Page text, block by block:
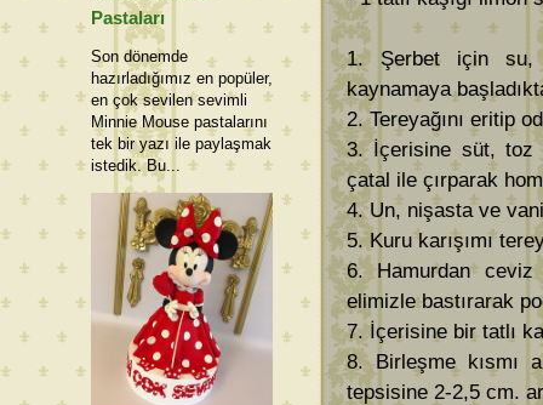
1. Şerbet için su,
kaynamaya
2. Tereyağını eritip
3. İçerisine süt, toz
çatal ile çırparak
4. Un, nişasta ve
5. Kuru karışımı
6. Hamurdan ceviz
elimizle bastırarak
7. İçerisine bir tatlı
8. Birleşme kısmı
tepsisine 2-2,5 cm.
Pastaları
Son dönemde
hazırladığımız en popüler,
en çok sevilen sevimli
Minnie Mouse pastalarını
tek bir yazı ile paylaşmak
istedik. Bu...